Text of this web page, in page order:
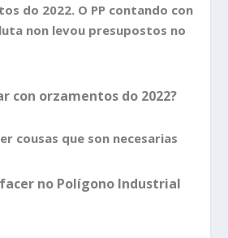
do 2022. O PP contando con
non levou presupostos no
con orzamentos do 2022?
cousas que son necesarias
no Polígono Industrial